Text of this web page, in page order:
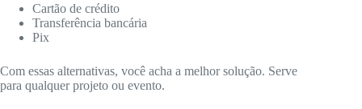
Cartão de crédito
Transferência bancária
Pix
Com essas alternativas, você acha a melhor solução. Serve
para qualquer projeto ou evento.